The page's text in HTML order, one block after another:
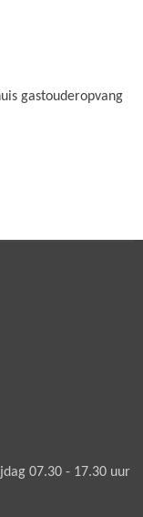
gastouderopvang
07.30 - 17.30 uur